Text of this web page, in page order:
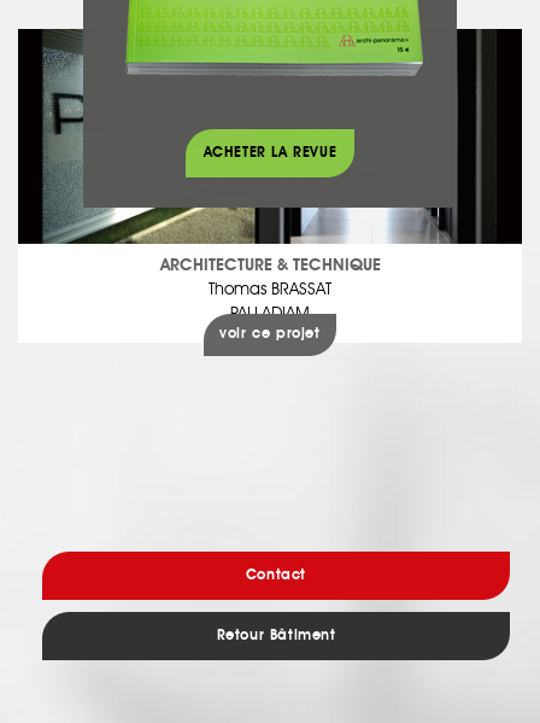
ARCHITECTURE & TECHNIQUE
Thomas BRASSAT
PALLADIAM
voir ce projet
Contact
Retour Bâtiment
ACHETER LA REVUE